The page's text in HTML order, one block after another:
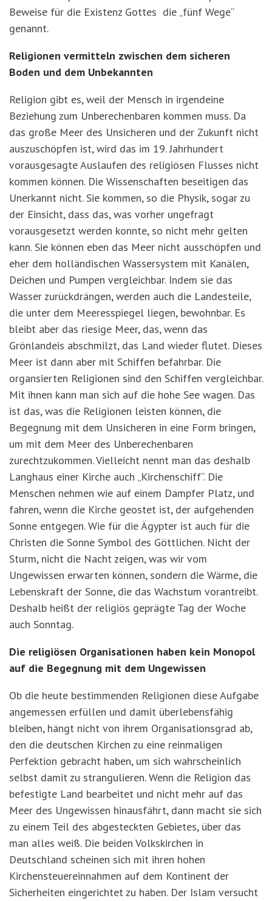
Beweise für die Existenz Gottes die „fünf Wege“
genannt.
Religionen vermitteln zwischen dem sicheren
Boden und dem Unbekannten
Religion gibt es, weil der Mensch in irgendeine
Beziehung zum Unberechenbaren kommen muss. Da
das große Meer des Unsicheren und der Zukunft nicht
auszuschöpfen ist, wird das im 19. Jahrhundert
vorausgesagte Auslaufen des religiösen Flusses nicht
kommen können. Die Wissenschaften beseitigen das
Unerkannt nicht. Sie kommen, so die Physik, sogar zu
der Einsicht, dass das, was vorher ungefragt
vorausgesetzt werden konnte, so nicht mehr gelten
kann. Sie können eben das Meer nicht ausschöpfen und
eher dem holländischen Wassersystem mit Kanälen,
Deichen und Pumpen vergleichbar. Indem sie das
Wasser zurückdrängen, werden auch die Landesteile,
die unter dem Meeresspiegel liegen, bewohnbar. Es
bleibt aber das riesige Meer, das, wenn das
Grönlandeis abschmilzt, das Land wieder flutet. Dieses
Meer ist dann aber mit Schiffen befahrbar. Die
organsierten Religionen sind den Schiffen vergleichbar.
Mit ihnen kann man sich auf die hohe See wagen. Das
ist das, was die Religionen leisten können, die
Begegnung mit dem Unsicheren in eine Form bringen,
um mit dem Meer des Unberechenbaren
zurechtzukommen. Vielleicht nennt man das deshalb
Langhaus einer Kirche auch „Kirchenschiff“. Die
Menschen nehmen wie auf einem Dampfer Platz, und
fahren, wenn die Kirche geostet ist, der aufgehenden
Sonne entgegen. Wie für die Ägypter ist auch für die
Christen die Sonne Symbol des Göttlichen. Nicht der
Sturm, nicht die Nacht zeigen, was wir vom
Ungewissen erwarten können, sondern die Wärme, die
Lebenskraft der Sonne, die das Wachstum vorantreibt.
Deshalb heißt der religiös geprägte Tag der Woche
auch Sonntag.
Die religiösen Organisationen haben kein Monopol
auf die Begegnung mit dem Ungewissen
Ob die heute bestimmenden Religionen diese Aufgabe
angemessen erfüllen und damit überlebensfähig
bleiben, hängt nicht von ihrem Organisationsgrad ab,
den die deutschen Kirchen zu eine reinmaligen
Perfektion gebracht haben, um sich wahrscheinlich
selbst damit zu strangulieren. Wenn die Religion das
befestigte Land bearbeitet und nicht mehr auf das
Meer des Ungewissen hinausfährt, dann macht sie sich
zu einem Teil des abgesteckten Gebietes, über das
man alles weiß. Die beiden Volkskirchen in
Deutschland scheinen sich mit ihren hohen
Kirchensteuereinnahmen auf dem Kontinent der
Sicherheiten eingerichtet zu haben. Der Islam versucht